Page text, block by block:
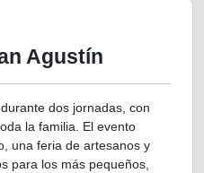
Agustín
dos jornadas, con
la familia. El evento
una feria de artesanos y
para los más pequeños,